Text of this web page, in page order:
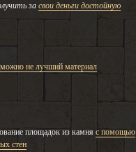
за свои деньги достойную
не лучший материал
площадок из камня с помощью
стен